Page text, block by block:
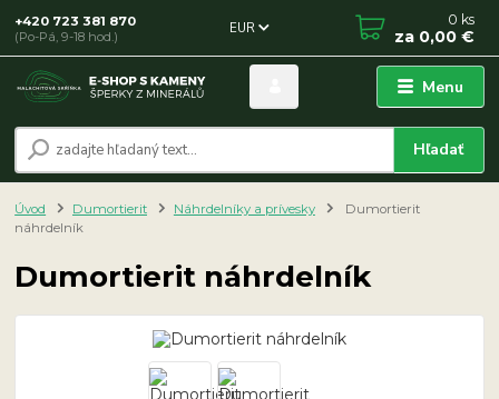
Menu
EUR
Hľadať
+420 723 381 870
(Po-Pá, 9-18 hod.)
0 ks
za 0,00 €
Úvod Dumortierit Náhrdelníky a prívesky
Dumortierit
náhrdelník
Dumortierit náhrdelník